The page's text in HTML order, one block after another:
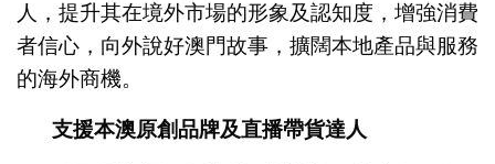
人，提升其在境外市場的形象及認知度，增強消費
者信心，向外說好澳門故事，擴闊本地產品與服務
的海外商機。
支援本澳原創品牌及直播帶貨達人